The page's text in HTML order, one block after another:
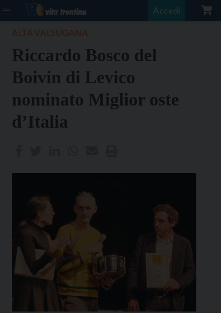
Accedi
Riccardo Bosco del
Boivin di Levico
nominato Miglior oste
d’Italia